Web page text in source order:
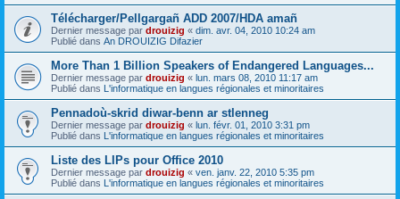
Télécharger/Pellgargañ ADD 2007/HDA amañ
Dernier message par drouizig « dim. avr. 04, 2010 10:24 am
Publié dans An DROUIZIG Difazier
More Than 1 Billion Speakers of Endangered Languages...
Dernier message par drouizig « lun. mars 08, 2010 11:17 am
Publié dans L'informatique en langues régionales et minoritaires
Pennadoù-skrid diwar-benn ar stlenneg
Dernier message par drouizig « lun. févr. 01, 2010 3:31 pm
Publié dans L'informatique en langues régionales et minoritaires
Liste des LIPs pour Office 2010
Dernier message par drouizig « ven. janv. 22, 2010 5:35 pm
Publié dans L'informatique en langues régionales et minoritaires